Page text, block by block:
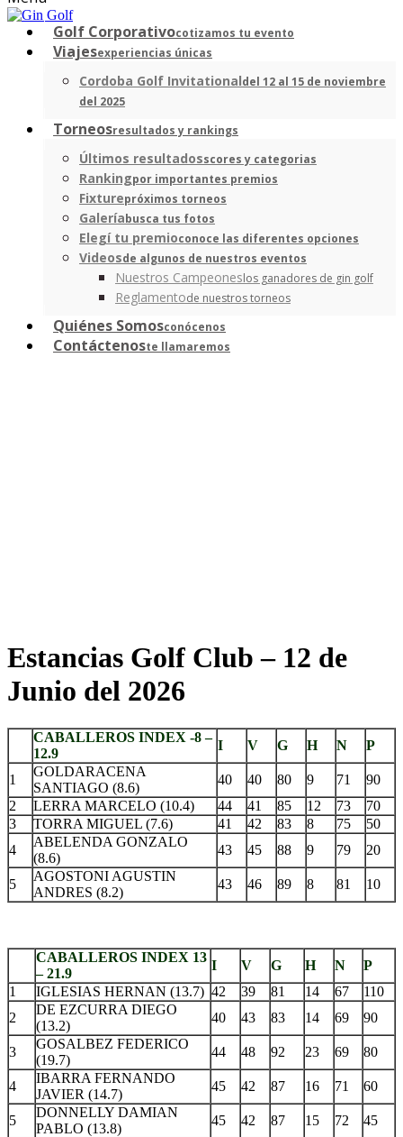
Golf Corporativocotizamos tu evento
Viajesexperiencias únicas
Cordoba Golf Invitationaldel 12 al 15 de noviembre
del 2025
Torneosresultados y rankings
Últimos resultadosscores y categorias
Rankingpor importantes premios
Fixturepróximos torneos
Galeríabusca tus fotos
Elegí tu premioconoce las diferentes opciones
Videosde algunos de nuestros eventos
Nuestros Campeoneslos ganadores de gin golf
Reglamentode nuestros torneos
Quiénes Somosconócenos
Contáctenoste llamaremos
Estancias Golf Club – 12 de
Junio del 2026
CABALLEROS INDEX -8 –
12.9
I V G H N P
1
GOLDARACENA
SANTIAGO (8.6)
40 40 80 9 71
90
2
LERRA MARCELO (10.4) 44 41 85 12 73
70
3
TORRA MIGUEL (7.6) 41 42 83 8 75
50
4
ABELENDA GONZALO
(8.6)
43 45 88 9 79 20
5
AGOSTONI AGUSTIN
ANDRES (8.2)
43 46 89 8 81 10
CABALLEROS INDEX 13
– 21.9
I V G H N
P
1
IGLESIAS HERNAN (13.7) 42 39 81 14 67
110
2
DE EZCURRA DIEGO
(13.2)
40 43 83 14 69 90
3
GOSALBEZ FEDERICO
(19.7)
44 48 92 23 69 80
4
IBARRA FERNANDO
JAVIER (14.7)
45 42 87 16 71 60
5
DONNELLY DAMIAN
PABLO (13.8)
45 42 87 15 72 45